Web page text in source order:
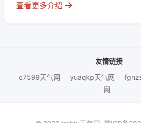
查看更多介绍
友情链接
c7599天气网
yuaqkp天气网
网